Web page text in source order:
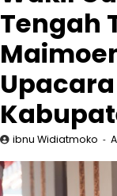
Tengah
Upacara
ibnu Widiatmoko